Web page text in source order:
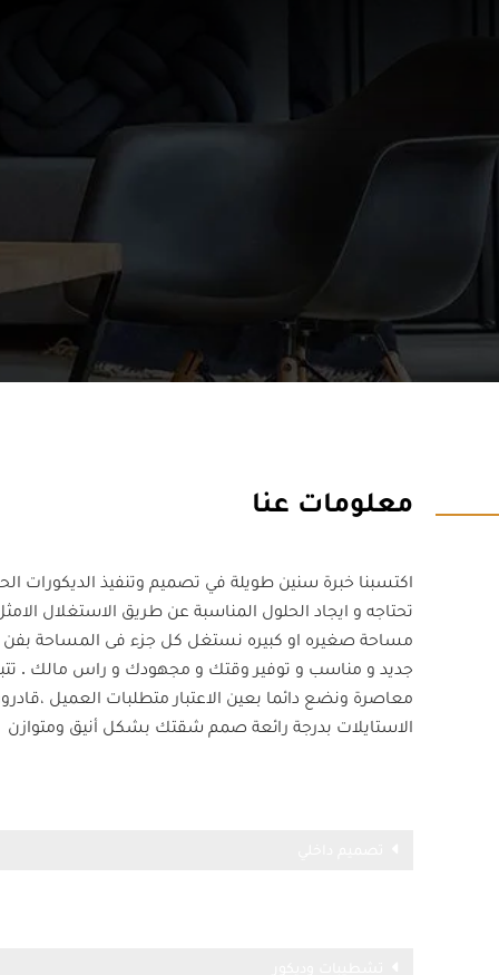
معلومات عنا
اكتسبنا خبرة سنين طويلة في تصميم وتنفيذ الديكورات
تحتاجه و ايجاد الحلول المناسبة عن طريق الاستغلال
مساحة صغيره او كبيره نستغل كل جزء فى المساحة
جديد و مناسب و توفير وقتك و مجهودك و راس مالك .
معاصرة ونضع دائما بعين الاعتبار متطلبات العميل
الاستايلات بدرجة رائعة صمم شقتك بشكل أنيق ومتوازن